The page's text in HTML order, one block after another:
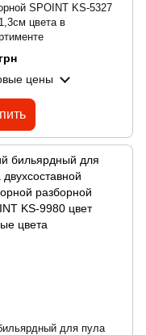
SPOINT KS-5327
цвета в
цены
для пула